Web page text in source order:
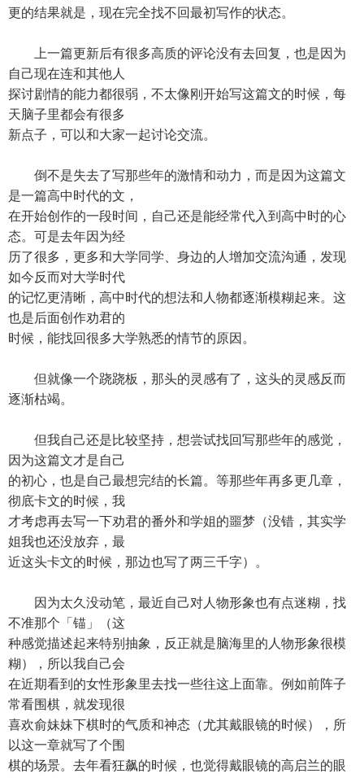
更的结果就是，现在完全找不回最初写作的状态。
上一篇更新后有很多高质的评论没有去回复，也是因为
自己现在连和其他人
探讨剧情的能力都很弱，不太像刚开始写这篇文的时候，每
天脑子里都会有很多
新点子，可以和大家一起讨论交流。
倒不是失去了写那些年的激情和动力，而是因为这篇文
是一篇高中时代的文，
在开始创作的一段时间，自己还是能经常代入到高中时的心
态。可是去年因为经
历了很多，更多和大学同学、身边的人增加交流沟通，发现
如今反而对大学时代
的记忆更清晰，高中时代的想法和人物都逐渐模糊起来。这
也是后面创作劝君的
时候，能找回很多大学熟悉的情节的原因。
但就像一个跷跷板，那头的灵感有了，这头的灵感反而
逐渐枯竭。
但我自己还是比较坚持，想尝试找回写那些年的感觉，
因为这篇文才是自己
的初心，也是自己最想完结的长篇。等那些年再多更几章，
彻底卡文的时候，我
才考虑再去写一下劝君的番外和学姐的噩梦（没错，其实学
姐我也还没放弃，最
近这头卡文的时候，那边也写了两三千字）。
因为太久没动笔，最近自己对人物形象也有点迷糊，找
不准那个「锚」（这
种感觉描述起来特别抽象，反正就是脑海里的人物形象很模
糊），所以我自己会
在近期看到的女性形象里去找一些往这上面靠。例如前阵子
常看围棋，就发现很
喜欢俞妹妹下棋时的气质和神态（尤其戴眼镜的时候），所
以这一章就写了个围
棋的场景。去年看狂飙的时候，也觉得戴眼镜的高启兰的眼